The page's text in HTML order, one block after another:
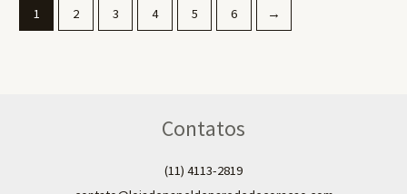
1 2 3 4 5 6 →
Contatos
(11) 4113-2819